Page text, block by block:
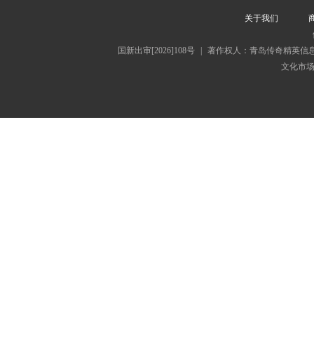
关于我们
国新出审[2026]108号
著作权人：青岛传奇精英信
文化市